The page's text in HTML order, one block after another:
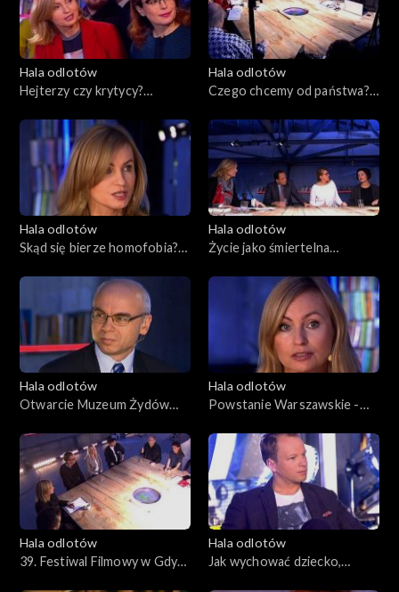
Hala odlotów
Hejterzy czy krytycy?
Hala odlotów
Czego chcemy od państwa?
Hala odlotów
Skąd się bierze homofobia?
Hala odlotów
Życie jako śmiertelna
Hala odlotów
Otwarcie Muzeum Żydów
Hala odlotów
Powstanie Warszawskie -
02.10.2014
Hala odlotów
39. Festiwal Filmowy w Gdyni,
Hala odlotów
Jak wychować dziecko,